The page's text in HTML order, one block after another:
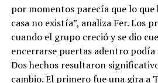
por momentos parecía que lo que
casa no existía”, analiza Fer. Los
cuando el grupo creció y se dio
encerrarse puertas adentro podía
Dos hechos resultaron
cambio. El primero fue una gira a